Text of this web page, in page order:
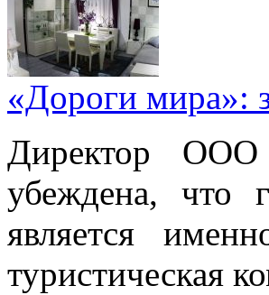
«Дороги мира»:
Директор
убеждена, что
является
туристическая